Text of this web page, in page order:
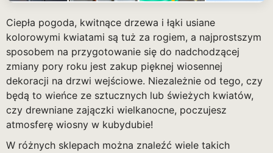
Ciepła pogoda, kwitnące drzewa i łąki usiane
kolorowymi kwiatami są tuż za rogiem, a najprostszym
sposobem na przygotowanie się do nadchodzącej
zmiany pory roku jest zakup pięknej wiosennej
dekoracji na drzwi wejściowe. Niezależnie od tego, czy
będą to wieńce ze sztucznych lub świeżych kwiatów,
czy drewniane zajączki wielkanocne, poczujesz
atmosferę wiosny w kubydubie!
W różnych sklepach można znaleźć wiele takich